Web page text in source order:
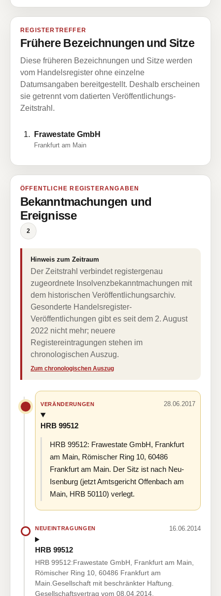
REGISTERTREFFER
Frühere Bezeichnungen und Sitze
Diese früheren Bezeichnungen und Sitze werden
vom Handelsregister ohne einzelne
Datumsangaben bereitgestellt. Deshalb erscheinen
sie getrennt vom datierten Veröffentlichungs-
Zeitstrahl.
Frawestate GmbH
Frankfurt am Main
ÖFFENTLICHE REGISTERANGABEN
Bekanntmachungen und
Ereignisse
2
Hinweis zum Zeitraum
Der Zeitstrahl verbindet registergenau
zugeordnete Insolvenzbekanntmachungen mit
dem historischen Veröffentlichungsarchiv.
Gesonderte Handelsregister-
Veröffentlichungen gibt es seit dem 2. August
2022 nicht mehr; neuere
Registereintragungen stehen im
chronologischen Auszug.
Zum chronologischen Auszug
VERÄNDERUNGEN 28.06.2017
HRB 99512
HRB 99512: Frawestate GmbH, Frankfurt
am Main, Römischer Ring 10, 60486
Frankfurt am Main. Der Sitz ist nach Neu-
Isenburg (jetzt Amtsgericht Offenbach am
Main, HRB 50110) verlegt.
NEUEINTRAGUNGEN 16.06.2014
HRB 99512
HRB 99512:Frawestate GmbH, Frankfurt am Main,
Römischer Ring 10, 60486 Frankfurt am
Main.Gesellschaft mit beschränkter Haftung.
Gesellschaftsvertrag vom 08.04.2014.